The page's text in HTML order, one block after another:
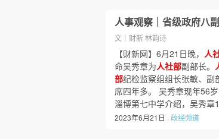
人事观察｜省级政府八
文｜财新 林韵诗
【财新网】6月21日晚， 人
命吴秀章为人社部副部长。
部纪检监察组组长张敏、副
席四年多。 吴秀章现年56
淄博第七中学介绍，吴秀
2023年6月21日 ·政经频道